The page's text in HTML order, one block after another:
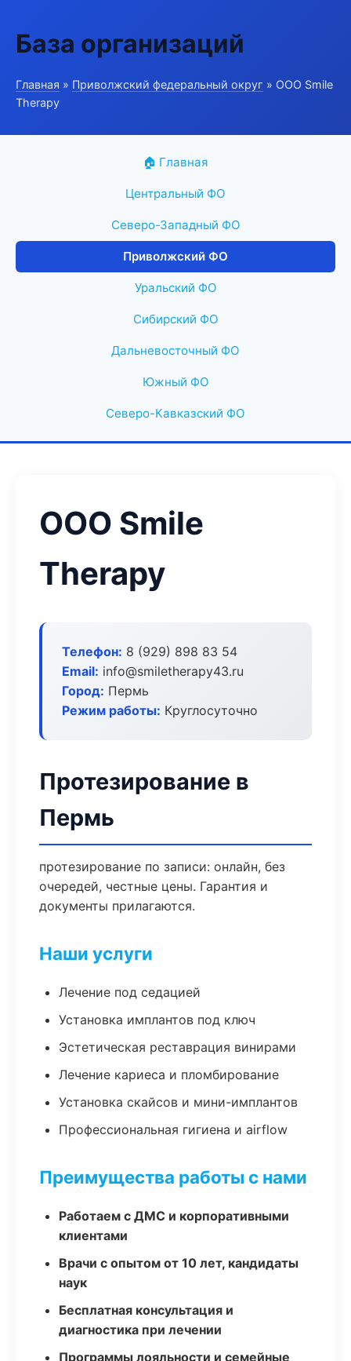
База организаций
Главная » Приволжский федеральный округ » ООО Smile
Therapy
🏠 Главная
Центральный ФО
Северо-Западный ФО
Приволжский ФО
Уральский ФО
Сибирский ФО
Дальневосточный ФО
Южный ФО
Северо-Кавказский ФО
ООО Smile
Therapy
Телефон: 8 (929) 898 83 54
Email: info@smiletherapy43.ru
Город: Пермь
Режим работы: Круглосуточно
Протезирование в
Пермь
протезирование по записи: онлайн, без
очередей, честные цены. Гарантия и
документы прилагаются.
Наши услуги
Лечение под седацией
Установка имплантов под ключ
Эстетическая реставрация винирами
Лечение кариеса и пломбирование
Установка скайсов и мини-имплантов
Профессиональная гигиена и airflow
Преимущества работы с нами
Работаем с ДМС и корпоративными
клиентами
Врачи с опытом от 10 лет, кандидаты
наук
Бесплатная консультация и
диагностика при лечении
Программы лояльности и семейные